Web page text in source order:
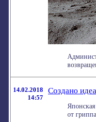
14.02.2018
14:57
Создано
от